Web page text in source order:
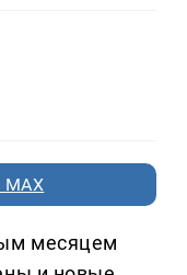
MAX
месяцем